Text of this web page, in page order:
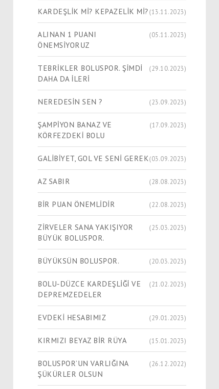
KARDEŞLİK Mİ? KEPAZELİK Mİ? (13.11.2023)
ALINAN 1 PUANI
ÖNEMSİYORUZ
(05.11.2023)
TEBRİKLER BOLUSPOR. ŞİMDİ
DAHA DA İLERİ
(29.10.2023)
NEREDESİN SEN ? (23.09.2023)
ŞAMPİYON BANAZ VE
KÖRFEZDEKİ BOLU
(17.09.2023)
GALİBİYET, GOL VE SENİ GEREK(03.09.2023)
AZ SABIR (28.08.2023)
BİR PUAN ÖNEMLİDİR (22.08.2023)
ZİRVELER SANA YAKIŞIYOR
BÜYÜK BOLUSPOR.
(25.03.2023)
BÜYÜKSÜN BOLUSPOR. (20.03.2023)
BOLU-DÜZCE KARDEŞLİĞİ VE
DEPREMZEDELER
(21.02.2023)
EVDEKİ HESABIMIZ (29.01.2023)
KIRMIZI BEYAZ BİR RÜYA (15.01.2023)
BOLUSPOR’UN VARLIĞINA
ŞÜKÜRLER OLSUN
(26.12.2022)